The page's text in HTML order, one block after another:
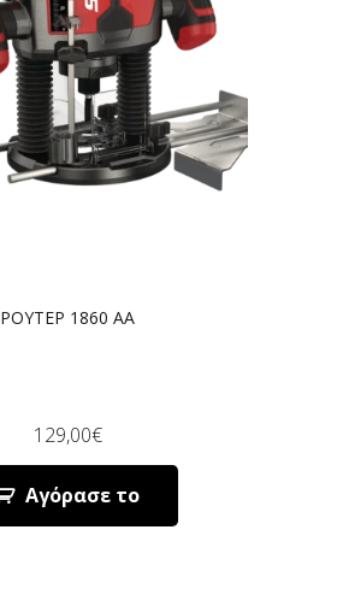
ΡΟΥΤΕΡ 1860 AA
129,00€
Αγόρασε το